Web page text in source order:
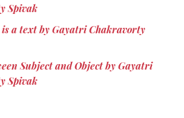
Spivak
is a text by Gayatri Chakravorty
Subject and Object by Gayatri
Spivak